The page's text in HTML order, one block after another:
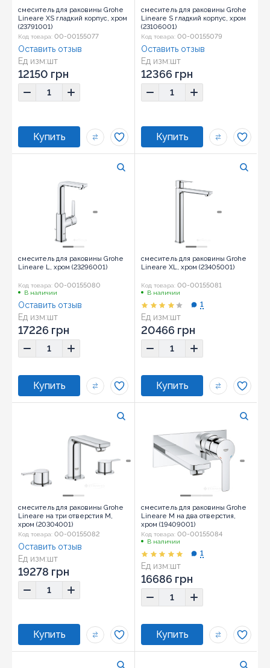
смеситель для раковины Grohe
Lineare XS гладкий корпус, хром
(23791001)
Код товара: 00-00155077
Ед изм:шт
Оставить отзыв
12150 грн
смеситель для раковины Grohe
Lineare S гладкий корпус, хром
(23106001)
Код товара: 00-00155079
Ед изм:шт
Оставить отзыв
12366 грн
смеситель для раковины Grohe
Lineare L, хром (23296001)
Код товара: 00-00155080
В наличии
Ед изм:шт
Оставить отзыв
17226 грн
смеситель для раковины Grohe
Lineare XL, хром (23405001)
Код товара: 00-00155081
В наличии
Ед изм:шт
1
20466 грн
смеситель для раковины Grohe
Lineare на три отверстия M,
хром (20304001)
Код товара: 00-00155082
Ед изм:шт
Оставить отзыв
19278 грн
смеситель для раковины Grohe
Lineare M на два отверстия,
хром (19409001)
Код товара: 00-00155084
В наличии
Ед изм:шт
1
16686 грн